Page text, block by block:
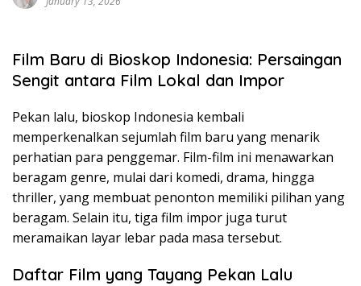
Film Baru di Bioskop Indonesia: Persaingan
Sengit antara Film Lokal dan Impor
Pekan lalu, bioskop Indonesia kembali
memperkenalkan sejumlah film baru yang menarik
perhatian para penggemar. Film-film ini menawarkan
beragam genre, mulai dari komedi, drama, hingga
thriller, yang membuat penonton memiliki pilihan yang
beragam. Selain itu, tiga film impor juga turut
meramaikan layar lebar pada masa tersebut.
Daftar Film yang Tayang Pekan Lalu